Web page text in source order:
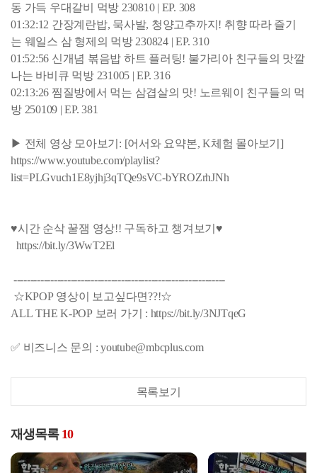
동 가득 우대갈비 먹방 230810 | EP. 308
01:32:12 간장계란밥, 묵사발, 청양고추까지! 취향 따라 즐기
는 웨일스 삼 형제의 먹방 230824 | EP. 310
01:52:56 신개념 볶음밥 하트 플러팅! 불가리아 친구들의 맛깔
나는 바비큐 먹방 231005 | EP. 316
02:13:26 찜질방에서 먹는 삼겹살의 맛! 노르웨이 친구들의 먹
방 250109 | EP. 381
▶ 전체 영상 모아보기: [어서와 요약본, K체험 몰아보기]
https://www.youtube.com/playlist?
list=PLGvuch1E8yjhj3qTQe9sVC-bYROZrhJNh
♥시간 순삭 꿀잼 영상!! 구독하고 챙겨보기♥
https://bit.ly/3WwT2El
---------------------------------------------------------------
☆KPOP 영상이 보고싶다면??!☆
ALL THE K-POP 보러 가기 : https://bit.ly/3NJTqeG
✅ 비즈니스 문의 : youtube@mbcplus.com
목록보기
재생목록 10